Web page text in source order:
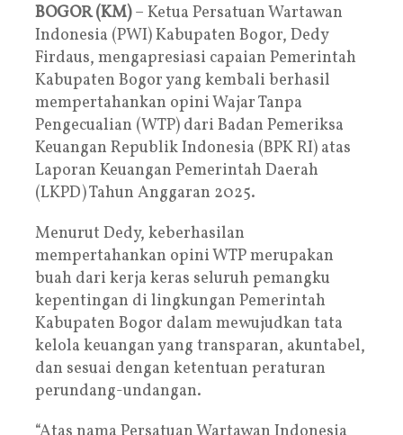
BOGOR (KM)– Ketua Persatuan Wartawan
Indonesia (PWI) Kabupaten Bogor, Dedy
Firdaus, mengapresiasi capaian Pemerintah
Kabupaten Bogor yang kembali berhasil
mempertahankan opini Wajar Tanpa
Pengecualian (WTP) dari Badan Pemeriksa
Keuangan Republik Indonesia (BPK RI) atas
Laporan Keuangan Pemerintah Daerah
(LKPD) Tahun Anggaran 2025.
Menurut Dedy, keberhasilan
mempertahankan opini WTP merupakan
buah dari kerja keras seluruh pemangku
kepentingan di lingkungan Pemerintah
Kabupaten Bogor dalam mewujudkan tata
kelola keuangan yang transparan, akuntabel,
dan sesuai dengan ketentuan peraturan
perundang-undangan.